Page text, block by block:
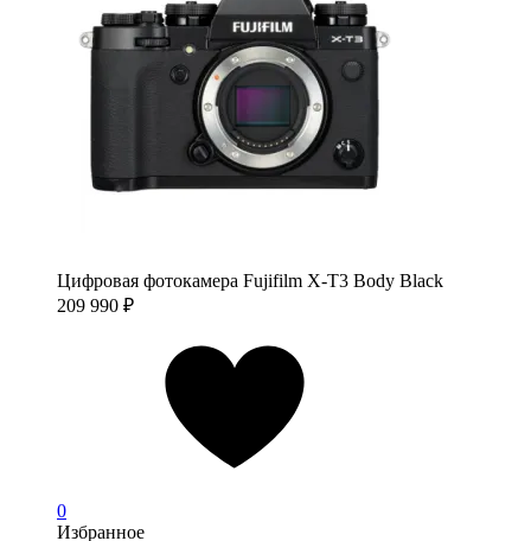
Цифровая фотокамера Fujifilm X-T3 Body Black
209 990 ₽
0
Избранное